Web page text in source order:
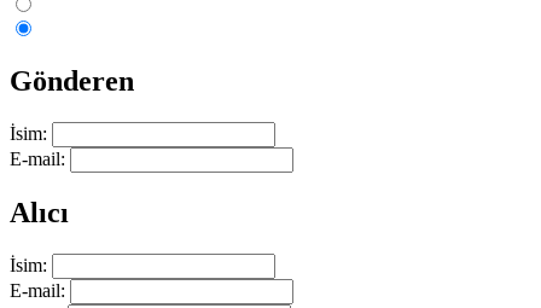
Gönderen
İsim:
E-mail:
Alıcı
İsim:
E-mail: